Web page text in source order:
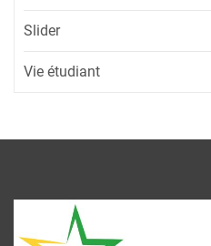
Slider
Vie étudiant